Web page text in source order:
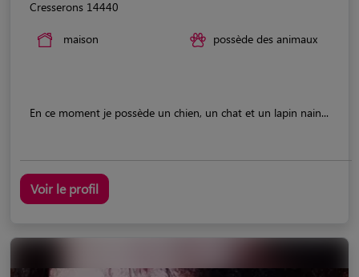
Cresserons 14440
maison possède des animaux
En ce moment je possède un chien, un chat et un lapin nain...
Voir le profil